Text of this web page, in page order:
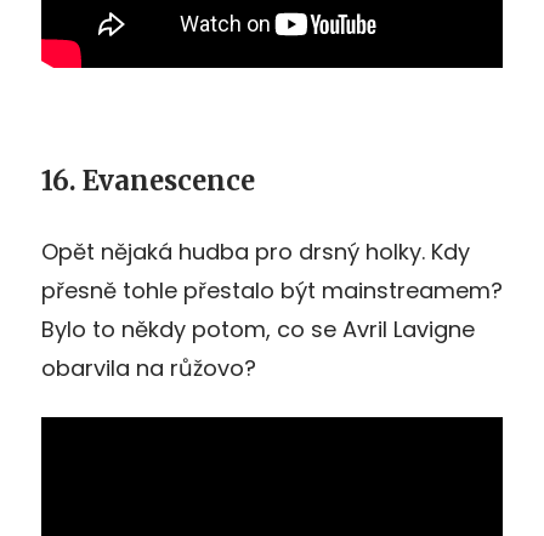
16. Evanescence
Opět nějaká hudba pro drsný holky. Kdy
přesně tohle přestalo být mainstreamem?
Bylo to někdy potom, co se Avril Lavigne
obarvila na růžovo?